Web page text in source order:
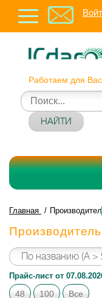
Работаем для
НАЙТИ
Главная
Прайс-лист от
48
100 Все